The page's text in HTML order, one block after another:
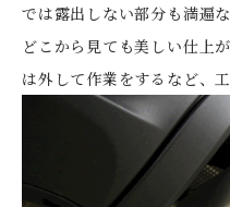
では露出しない部分も満遍
どこから見ても美しい仕上
は外して作業をするなど、